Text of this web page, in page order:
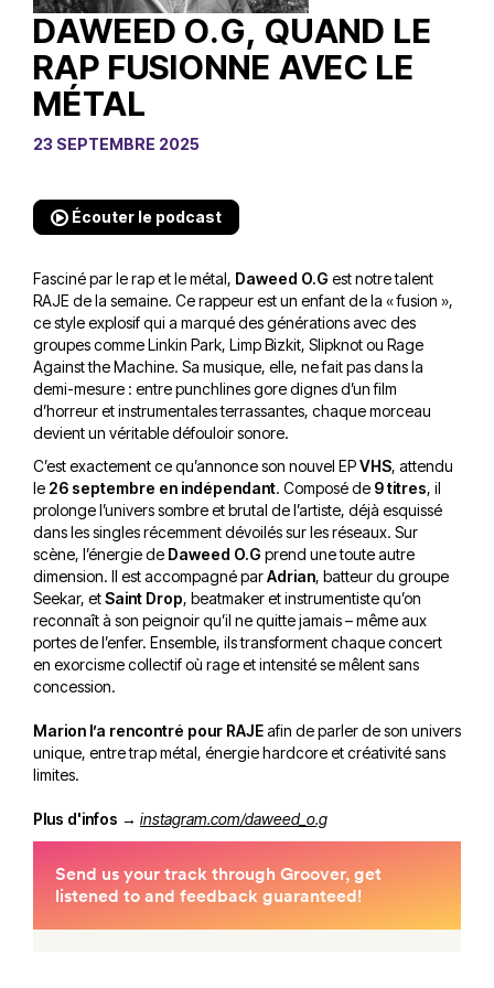
DAWEED O.G, QUAND LE
RAP FUSIONNE AVEC LE
MÉTAL
23 SEPTEMBRE 2025
Écouter le podcast
Fasciné par le rap et le métal, Daweed O.G est notre talent
RAJE de la semaine. Ce rappeur est un enfant de la « fusion »,
ce style explosif qui a marqué des générations avec des
groupes comme Linkin Park, Limp Bizkit, Slipknot ou Rage
Against the Machine. Sa musique, elle, ne fait pas dans la
demi-mesure : entre punchlines gore dignes d’un film
d’horreur et instrumentales terrassantes, chaque morceau
devient un véritable défouloir sonore.
C’est exactement ce qu’annonce son nouvel EPVHS, attendu
le 26 septembre en indépendant. Composé de 9 titres, il
prolonge l’univers sombre et brutal de l’artiste, déjà esquissé
dans les singles récemment dévoilés sur les réseaux. Sur
scène, l’énergie de Daweed O.G prend une toute autre
dimension. Il est accompagné parAdrian, batteur du groupe
Seekar, etSaint Drop, beatmaker et instrumentiste qu’on
reconnaît à son peignoir qu’il ne quitte jamais – même aux
portes de l’enfer. Ensemble, ils transforment chaque concert
en exorcisme collectif où rage et intensité se mêlent sans
concession.
Marion l’a rencontré pour RAJEafin de parler de son univers
unique, entre trap métal, énergie hardcore et créativité sans
limites.
Plus d'infos → instagram.com/daweed_o.g